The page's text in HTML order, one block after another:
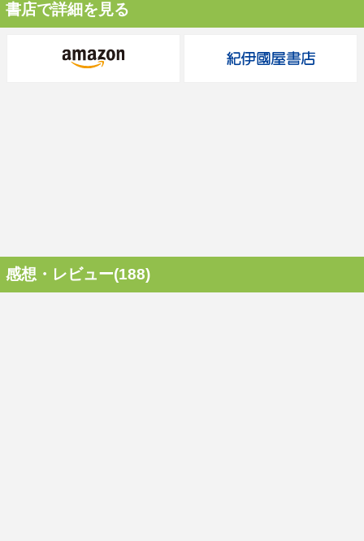
書店で詳細を見る
感想・レビュー(188)